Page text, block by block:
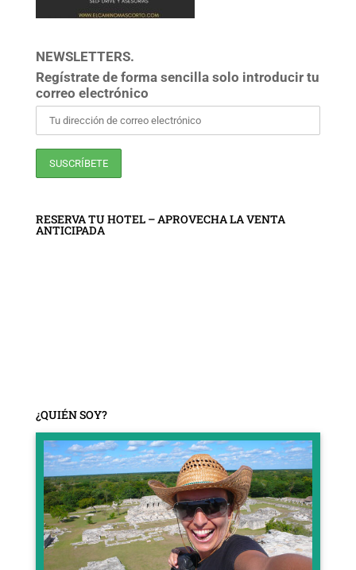
NEWSLETTERS.
Regístrate de forma sencilla solo introducir tu
correo electrónico
RESERVA TU HOTEL – APROVECHA LA VENTA
ANTICIPADA
¿QUIÉN SOY?